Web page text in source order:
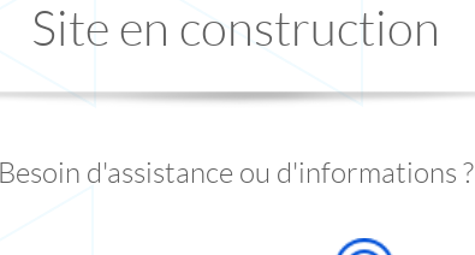
Site en construction
Besoin d'assistance ou d'informations ?